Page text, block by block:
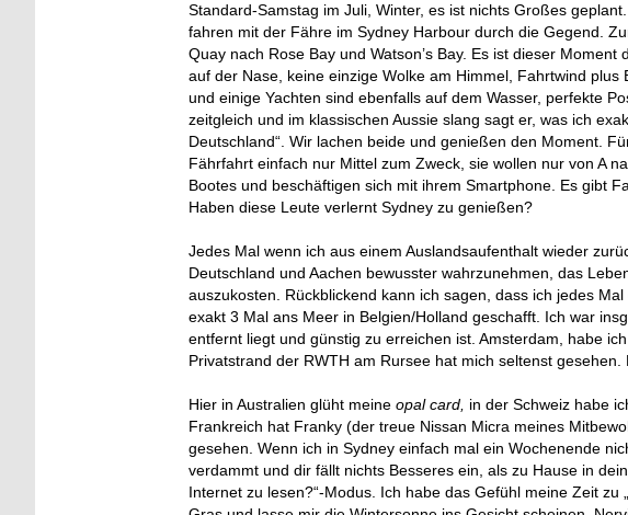
Standard-Samstag im Juli, Winter, es ist nichts Großes
fahren mit der Fähre im Sydney Harbour durch die Gegend.
Quay nach Rose Bay und Watson’s Bay. Es ist dieser
auf der Nase, keine einzige Wolke am Himmel, Fahrtwind
und einige Yachten sind ebenfalls auf dem Wasser, perfekte
zeitgleich und im klassischen Aussie slang sagt er, was ich
Deutschland“. Wir lachen beide und genießen den Moment.
Fährfahrt einfach nur Mittel zum Zweck, sie wollen nur von A
Bootes und beschäftigen sich mit ihrem Smartphone. Es gibt
Haben diese Leute verlernt Sydney zu genießen?
Jedes Mal wenn ich aus einem Auslandsaufenthalt wieder
Deutschland und Aachen bewusster wahrzunehmen, das
auszukosten. Rückblickend kann ich sagen, dass ich jedes
exakt 3 Mal ans Meer in Belgien/Holland geschafft. Ich war
entfernt liegt und günstig zu erreichen ist. Amsterdam, habe
Privatstrand der RWTH am Rursee hat mich seltenst
Hier in Australien glüht meine opal card, in der Schweiz habe
Frankreich hat Franky (der treue Nissan Micra meines
gesehen. Wenn ich in Sydney einfach mal ein Wochenende
verdammt und dir fällt nichts Besseres ein, als zu Hause in
Internet zu lesen?“-Modus. Ich habe das Gefühl meine Zeit